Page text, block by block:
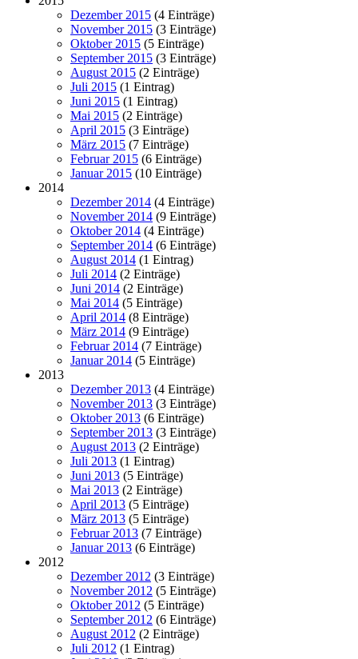
Dezember 2015 (4 Einträge)
November 2015 (3 Einträge)
Oktober 2015 (5 Einträge)
September 2015 (3 Einträge)
August 2015 (2 Einträge)
Juli 2015 (1 Eintrag)
Juni 2015 (1 Eintrag)
Mai 2015 (2 Einträge)
April 2015 (3 Einträge)
März 2015 (7 Einträge)
Februar 2015 (6 Einträge)
Januar 2015 (10 Einträge)
2014
Dezember 2014 (4 Einträge)
November 2014 (9 Einträge)
Oktober 2014 (4 Einträge)
September 2014 (6 Einträge)
August 2014 (1 Eintrag)
Juli 2014 (2 Einträge)
Juni 2014 (2 Einträge)
Mai 2014 (5 Einträge)
April 2014 (8 Einträge)
März 2014 (9 Einträge)
Februar 2014 (7 Einträge)
Januar 2014 (5 Einträge)
2013
Dezember 2013 (4 Einträge)
November 2013 (3 Einträge)
Oktober 2013 (6 Einträge)
September 2013 (3 Einträge)
August 2013 (2 Einträge)
Juli 2013 (1 Eintrag)
Juni 2013 (5 Einträge)
Mai 2013 (2 Einträge)
April 2013 (5 Einträge)
März 2013 (5 Einträge)
Februar 2013 (7 Einträge)
Januar 2013 (6 Einträge)
2012
Dezember 2012 (3 Einträge)
November 2012 (5 Einträge)
Oktober 2012 (5 Einträge)
September 2012 (6 Einträge)
August 2012 (2 Einträge)
Juli 2012 (1 Eintrag)